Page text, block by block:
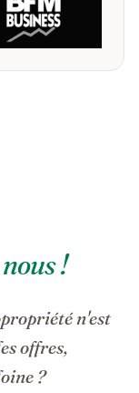
nous !
n'est
offres,
?